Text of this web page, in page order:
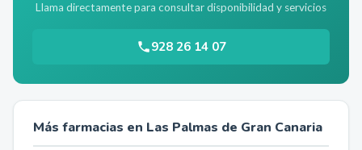
Llama directamente para consultar disponibilidad y servicios
928 26 14 07
Más farmacias en Las Palmas de Gran Canaria